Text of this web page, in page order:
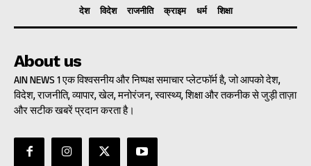
देश विदेश राजनीति क्राइम धर्म शिक्षा
About us
AIN NEWS 1 एक विश्वसनीय और निष्पक्ष समाचार प्लेटफॉर्म है, जो आपको देश,
विदेश, राजनीति, व्यापार, खेल, मनोरंजन, स्वास्थ्य, शिक्षा और तकनीक से जुड़ी ताज़ा
और सटीक खबरें प्रदान करता है।